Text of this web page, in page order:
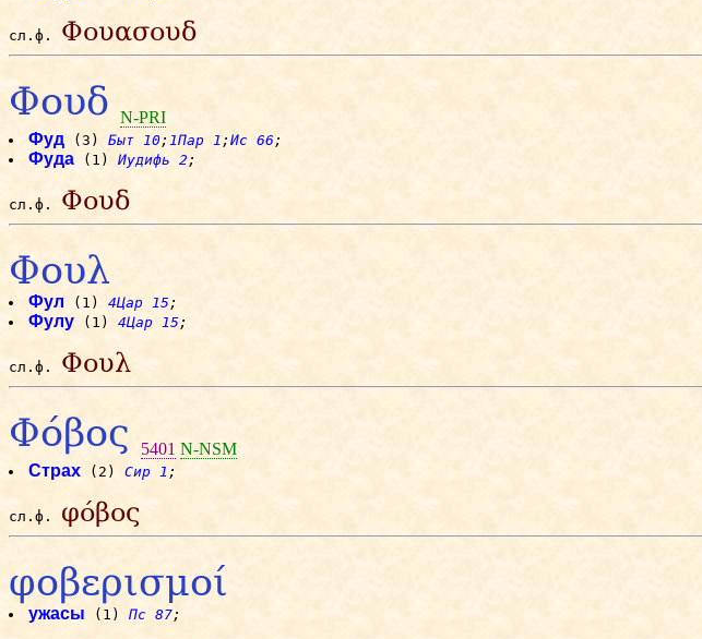
сл.ф. Φουασουδ
Φουδ
N-PRI
Фуд (3) Быт 10; 1Пар 1 ; Ис 66 ;
Фуда (1) Иудифь 2 ;
сл.ф. Φουδ
Φουλ
Фул (1) 4Цар 15 ;
Фулу (1) 4Цар 15 ;
сл.ф. Φουλ
Φόβος 5401 N-NSM
Страх (2) Сир 1 ;
сл.ф. φόβος
φοβερισμοί
ужасы (1) Пс 87;